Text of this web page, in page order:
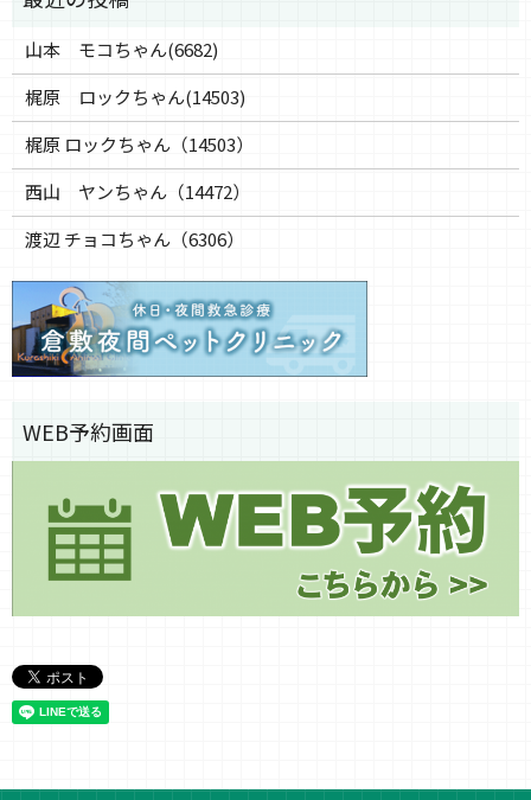
山本 モコちゃん(6682)
梶原 ロックちゃん(14503)
梶原 ロックちゃん（14503）
西山 ヤンちゃん（14472）
渡辺 チョコちゃん（6306）